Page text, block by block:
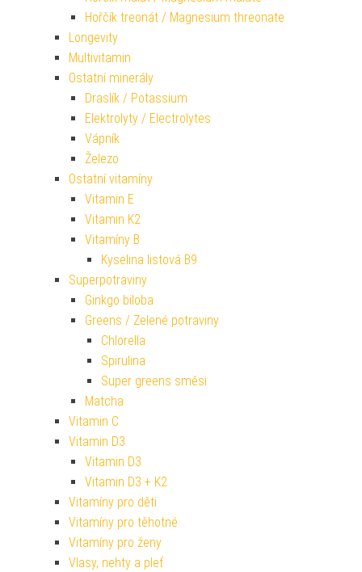
Hořčík treonát / Magnesium threonate
Longevity
Multivitamin
Ostatní minerály
Draslík / Potassium
Elektrolyty / Electrolytes
Vápník
Železo
Ostatní vitamíny
Vitamin E
Vitamin K2
Vitamíny B
Kyselina listová B9
Superpotraviny
Ginkgo biloba
Greens / Zelené potraviny
Chlorella
Spirulina
Super greens směsi
Matcha
Vitamin C
Vitamin D3
Vitamin D3
Vitamin D3 + K2
Vitamíny pro děti
Vitamíny pro těhotné
Vitamíny pro ženy
Vlasy, nehty a pleť